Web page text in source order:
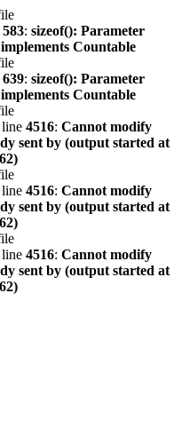
583: sizeof(): Parameter
Countable
639: sizeof(): Parameter
Countable
4516: Cannot modify
sent by (output started at
4516: Cannot modify
sent by (output started at
4516: Cannot modify
sent by (output started at